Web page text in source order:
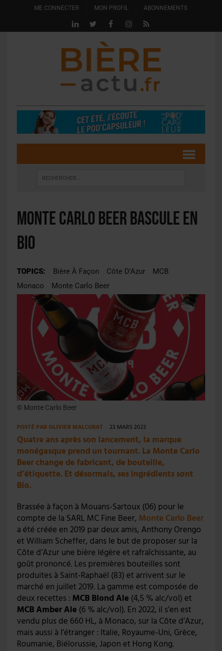
ME CONNECTER MON PROFIL ABONNEMENTS
Monte Carlo Beer bascule en
Bio
TOPICS: Bière À Façon Côte D'Azur
MCB
Monaco
Monte Carlo Beer
© Monte Carlo Beer
POSTÉ PAROLIVIER MALCURAT 23 MARS 2023
Quatre ans après son lancement, la marque
monégasque prend un tournant. La Monte Carlo
Beer change de fabricant, de bouteille,
d’étiquette. Et désormais, ses ingrédients sont
Bio.
Brassée à façon à Mouans-Sartoux (06) pour le
compte de la SARL MC Fine Beer, Monte Carlo Beer
a été créée en 2019 par deux amis, Anthony Orengo
et William Scheffer, dans le but de proposer sur la
Côte d’Azur une bière légère et rafraîchissante, au
goût prononcé. Les premières bouteilles sont
produites à Saint-Raphaël (83) et arrivent sur le
marché en juillet 2019. La gamme est composée de
deux recettes : MCB Blond Ale (4,5 % alc/vol) et
MCB Amber Ale (6 % alc/vol). En 2022, il s’en est
vendu plus de 660 HL, à Monaco, sur la Côte d’Azur,
mais aussi à l’étranger : Italie, Royaume-Uni, Grèce,
Roumanie, Biélorussie, Japon et Hong Kong.